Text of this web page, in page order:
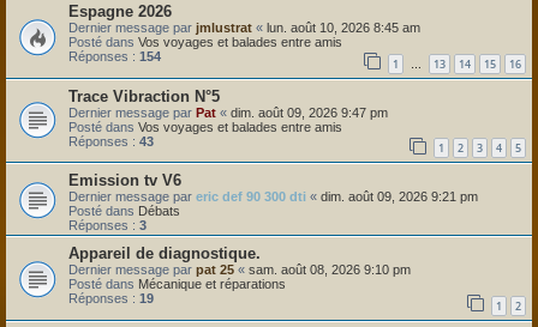
Espagne 2026
Dernier message par jmlustrat « lun. août 10, 2026 8:45 am
Posté dans Vos voyages et balades entre amis
Réponses : 154 1 … 13 14 15 16
Trace Vibraction N°5
Dernier message par Pat « dim. août 09, 2026 9:47 pm
Posté dans Vos voyages et balades entre amis
Réponses : 43 1 2 3 4 5
Emission tv V6
Dernier message par eric def 90 300 dti « dim. août 09, 2026 9:21 pm
Posté dans Débats
Réponses : 3
Appareil de diagnostique.
Dernier message par pat 25 « sam. août 08, 2026 9:10 pm
Posté dans Mécanique et réparations
Réponses : 19 1 2